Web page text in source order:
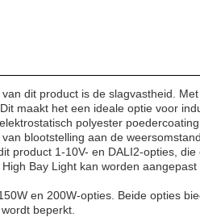
dit product is de slagvastheid.
maakt het een ideale optie voor
polyester
blootstelling aan de
product 1-10V- en DALI2-opties,
Bay Light kan worden
en 200W-opties. Beide opties
beperkt.